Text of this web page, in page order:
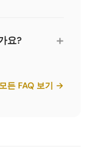
한 부품을 저
서 다양한 대
요? +
350유로부
30-80% 더 비
모든 FAQ 보기 →